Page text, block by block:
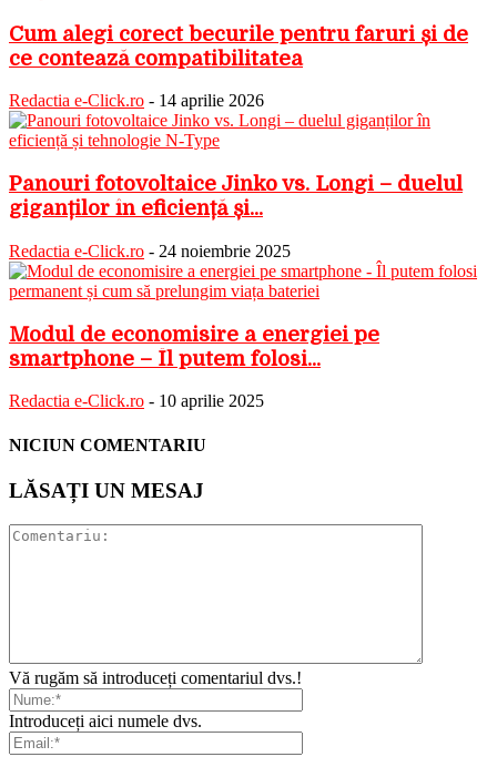
Cum alegi corect becurile pentru faruri și de
ce contează compatibilitatea
Redactia e-Click.ro - 14 aprilie 2026
Panouri fotovoltaice Jinko vs. Longi – duelul
giganților în eficiență și...
Redactia e-Click.ro - 24 noiembrie 2025
Modul de economisire a energiei pe
smartphone – Îl putem folosi...
Redactia e-Click.ro - 10 aprilie 2025
NICIUN COMENTARIU
LĂSAȚI UN MESAJ
Vă rugăm să introduceți comentariul dvs.!
Introduceți aici numele dvs.